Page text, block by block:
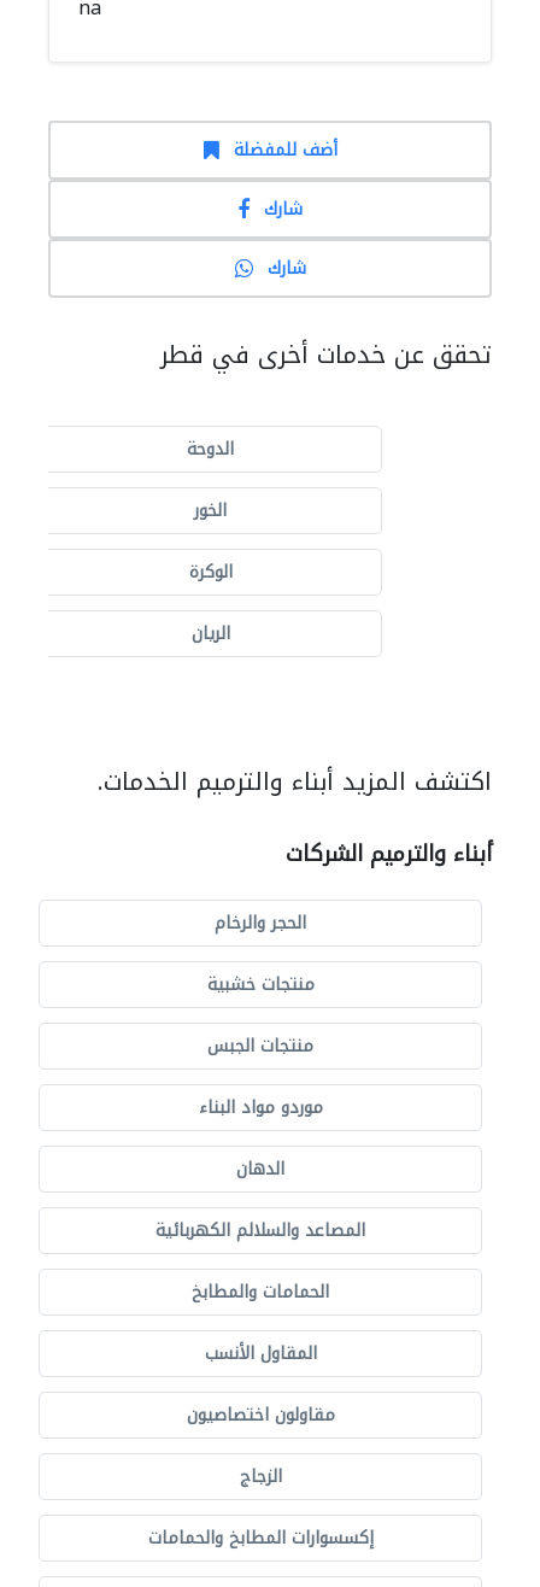
na
أضف للمفضلة
شارك
شارك
تحقق عن خدمات أخرى في قطر
الدوحة
الخور
الوكرة
الريان
اكتشف المزيد أبناء والترميم الخدمات.
أبناء والترميم الشركات
الحجر والرخام
منتجات خشبية
منتجات الجبس
موردو مواد البناء
الدهان
المصاعد والسلالم الكهربائية
الحمامات والمطابخ
المقاول الأنسب
مقاولون اختصاصيون
الزجاج
إكسسوارات المطابخ والحمامات